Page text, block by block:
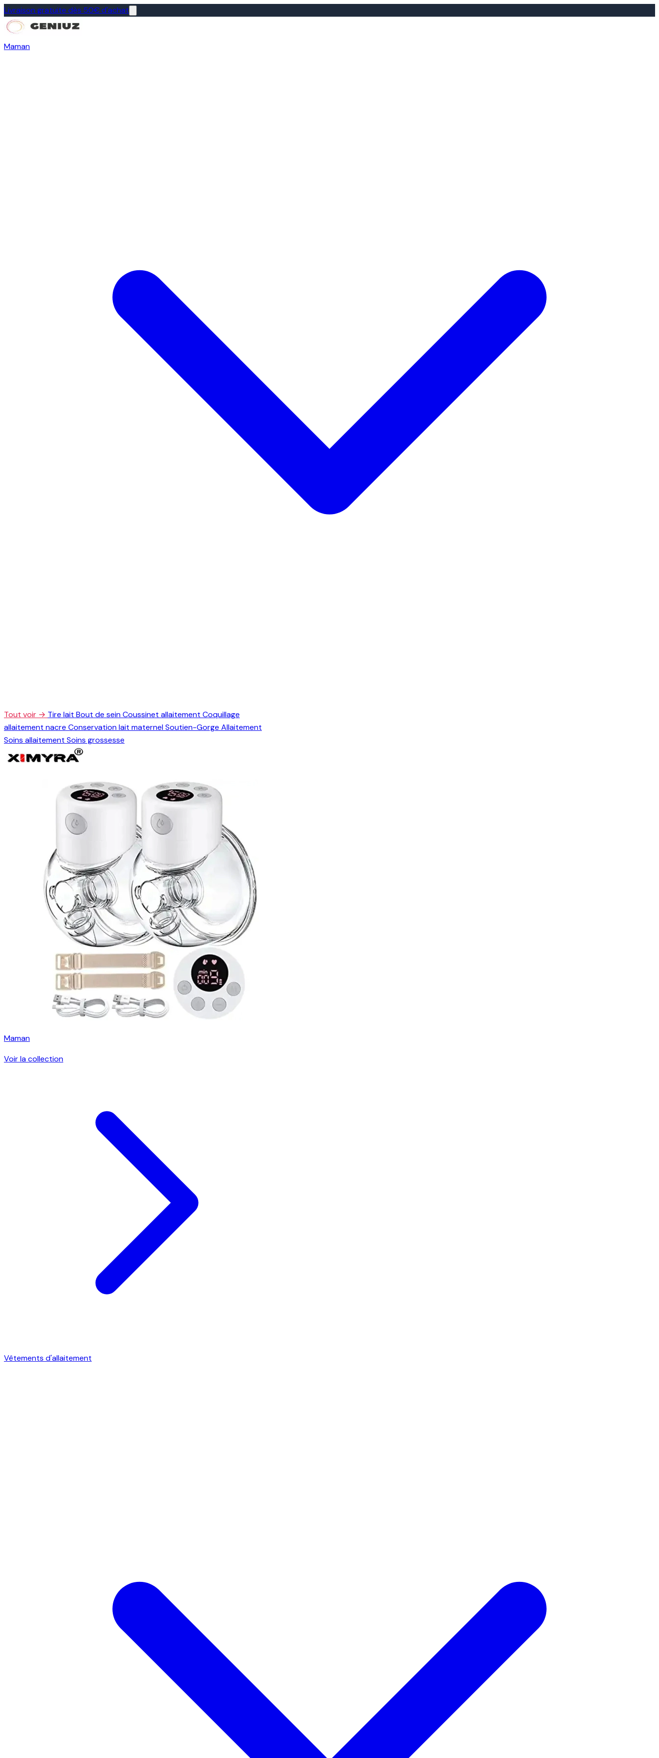
Livraison gratuite dès 50€ d'achat
Maman
Tout voir → Tire lait Bout de seinCoussinet allaitement Coquillage
allaitement nacre Conservation lait maternelSoutien-Gorge Allaitement
Soins allaitement Soins grossesse
Maman
Voir la collection
Vêtements d'allaitement